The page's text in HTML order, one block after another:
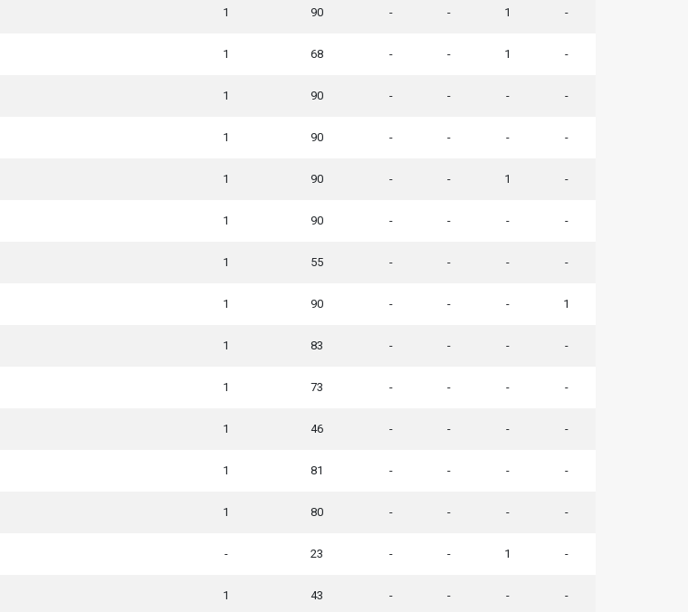
1 90 - - 1 -
1 68 - - 1 -
1 90 - - - -
1 90 - - - -
1 90 - - 1 -
1 90 - - - -
1 55 - - - -
1 90 - - - 1
1 83 - - - -
1 73 - - - -
1 46 - - - -
1 81 - - - -
1 80 - - - -
- 23 - - 1 -
1 43 - - - -